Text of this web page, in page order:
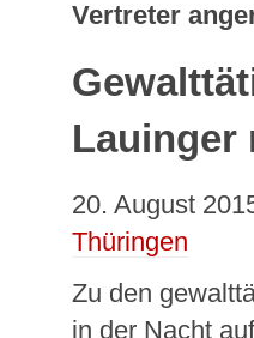
Vertreter
Lauinger
20. August
Thüringen
Zu den
in der Nacht